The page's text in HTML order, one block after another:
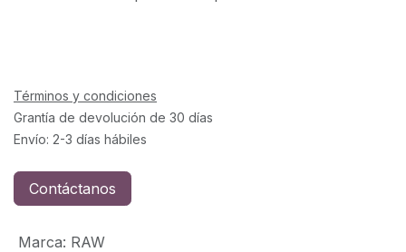
Términos y condiciones
Grantía de devolución de 30 días
Envío: 2-3 días hábiles
Contáctanos
Marca: RAW